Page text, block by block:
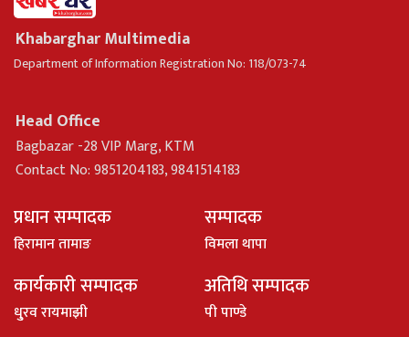
Khabarghar Multimedia
Department of Information Registration No: 118/073-74
Head Office
Bagbazar -28 VIP Marg, KTM
Contact No: 9851204183, 9841514183
प्रधान सम्पादक
हिरामान तामाङ
सम्पादक
विमला थापा
कार्यकारी सम्पादक
धु्रव रायमाझी
अतिथि सम्पादक
पी पाण्डे